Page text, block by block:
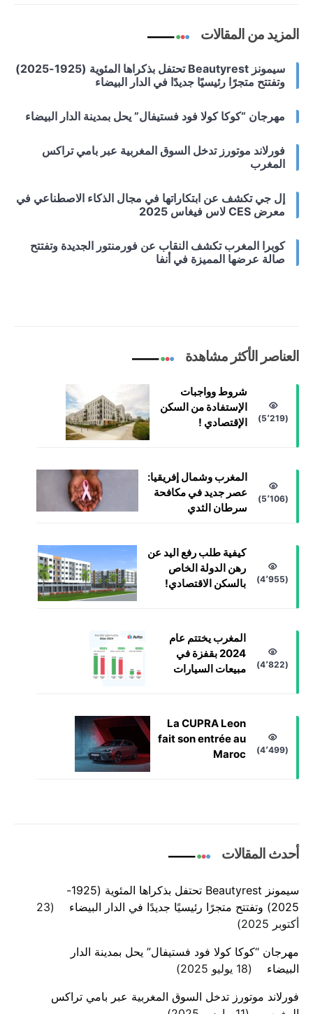
المزيد من المقالات
سيمونز Beautyrest تحتفل بذكراها المئوية (1925-2025)
وتفتتح متجرًا رئيسيًا جديدًا في الدار البيضاء
مهرجان “كوكا كولا فود فستيفال” يحل بمدينة الدار البيضاء
فورلاند موتورز تدخل السوق المغربية عبر بامي تراكس
المغرب
إل جي تكشف عن ابتكاراتها في مجال الذكاء الاصطناعي في
معرض CES لاس فيغاس 2025
كوبرا المغرب تكشف النقاب عن فورمنتور الجديدة وتفتتح
صالة عرضها المميزة في أنفا
العناصر الأكثر مشاهدة
شروط وواجبات
الإستفادة من السكن
الإقتصادي !
(5٬219)
المغرب وشمال إفريقيا:
عصر جديد في مكافحة
سرطان الثدي
(5٬106)
كيفية طلب رفع اليد عن
رهن الدولة الخاص
بالسكن الاقتصادي!
(4٬955)
المغرب يختتم عام
2024 بقفزة في
مبيعات السيارات
(4٬822)
La CUPRA Leon
fait son entrée au
Maroc
(4٬499)
أحدث المقالات
سيمونز Beautyrest تحتفل بذكراها المئوية (1925-
2025) وتفتتح متجرًا رئيسيًا جديدًا في الدار البيضاء
23
أكتوبر 2025
مهرجان “كوكا كولا فود فستيفال” يحل بمدينة الدار
البيضاء
18 يوليو 2025
فورلاند موتورز تدخل السوق المغربية عبر بامي تراكس